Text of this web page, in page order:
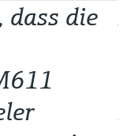
dass die